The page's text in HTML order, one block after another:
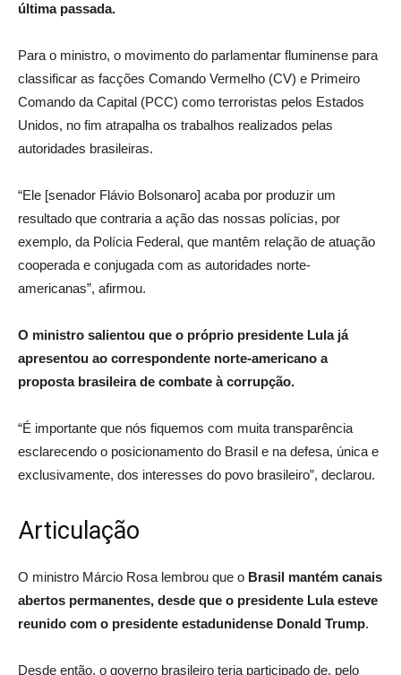
última passada.
Para o ministro, o movimento do parlamentar fluminense para
classificar as facções Comando Vermelho (CV) e Primeiro
Comando da Capital (PCC) como terroristas pelos Estados
Unidos, no fim atrapalha os trabalhos realizados pelas
autoridades brasileiras.
“Ele [senador Flávio Bolsonaro] acaba por produzir um
resultado que contraria a ação das nossas polícias, por
exemplo, da Polícia Federal, que mantêm relação de atuação
cooperada e conjugada com as autoridades norte-
americanas”, afirmou.
O ministro salientou que o próprio presidente Lula já
apresentou ao correspondente norte-americano a
proposta brasileira de combate à corrupção.
“É importante que nós fiquemos com muita transparência
esclarecendo o posicionamento do Brasil e na defesa, única e
exclusivamente, dos interesses do povo brasileiro”, declarou.
Articulação
O ministro Márcio Rosa lembrou que o Brasil mantém canais
abertos permanentes, desde que o presidente Lula esteve
reunido com o presidente estadunidense Donald Trump.
Desde então, o governo brasileiro teria participado de, pelo